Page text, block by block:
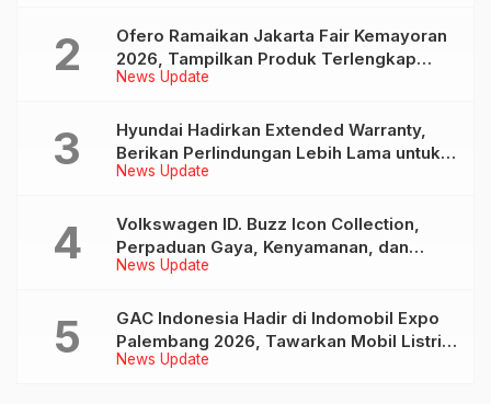
News Update
Ofero Ramaikan Jakarta Fair Kemayoran
2026, Tampilkan Produk Terlengkap
hingga Calon Model Baru
News Update
Hyundai Hadirkan Extended Warranty,
Berikan Perlindungan Lebih Lama untuk
Tiga Produk ini
News Update
Volkswagen ID. Buzz Icon Collection,
Perpaduan Gaya, Kenyamanan, dan
Teknologi untuk Liburan Keluarga
News Update
GAC Indonesia Hadir di Indomobil Expo
Palembang 2026, Tawarkan Mobil Listrik
AION UT dan AION V